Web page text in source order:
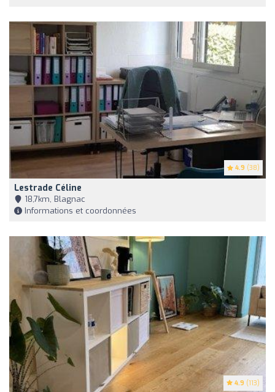
4.9 (38)
Lestrade Céline
18,7km, Blagnac
Informations et coordonnées
4.9 (113)